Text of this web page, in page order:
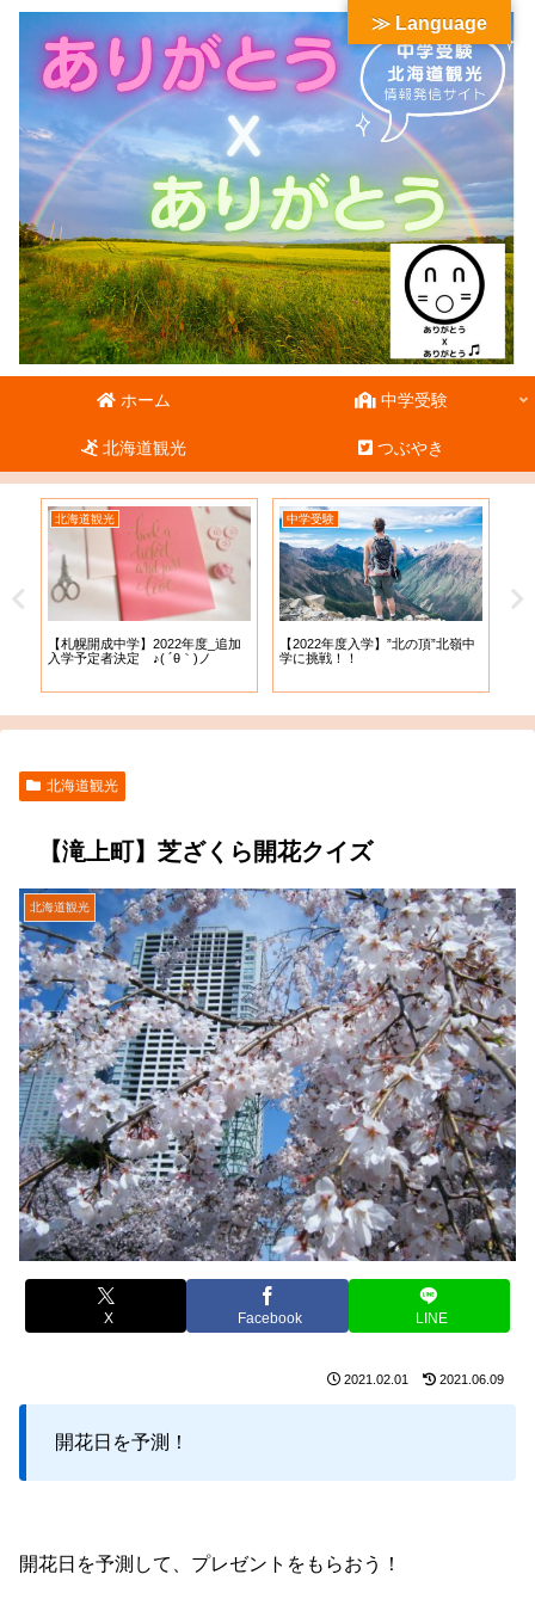
ホーム 中学受験
北海道観光 つぶやき
北海道観光
【札幌開成中学】2022年度_追加
入学予定者決定 ♪( ´θ｀)ノ
中学受験
【2022年度入学】”北の頂”北嶺中
学に挑戦！！
北海道観光
【滝上町】芝ざくら開花クイズ
北海道観光
X Facebook LINE
2021.02.01 2021.06.09
開花日を予測！
開花日を予測して、プレゼントをもらおう！
≫ Language